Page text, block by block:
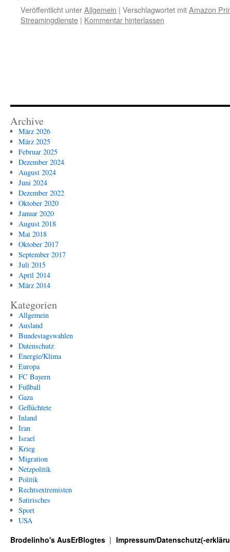
Veröffentlicht unterAllgemein | Verschlagwortet mitAmazon
Streamingdienste | Kommentar hinterlassen
Archive
März 2026
März 2025
Februar 2025
Dezember 2024
August 2024
Juni 2024
Dezember 2022
Oktober 2020
Januar 2020
August 2018
Mai 2018
Oktober 2017
September 2017
Juli 2015
April 2014
März 2014
Kategorien
Allgemein
Ausland
Bundestagswahlen
Datenschutz
Energie/Klima
Europa
FC Bayern
Fußball
Gaza
Geflüchtete
Inland
Iran
Israel
Krieg
Migration
Netzpolitik
Politik
Rechtsextremisten
Satirisches
Sport
USA
Brodelinho's AusErBlogtes Impressum/Datenschutz(-